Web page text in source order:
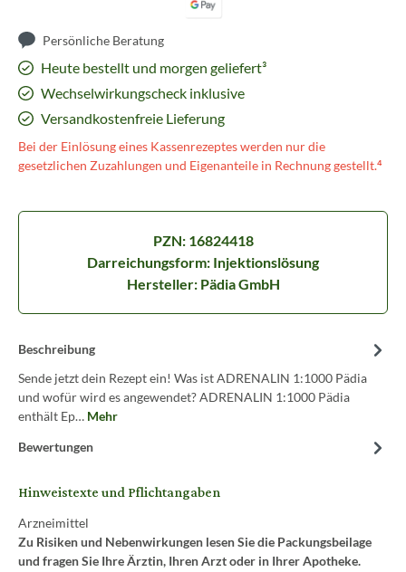
Persönliche Beratung
Heute bestellt und morgen geliefert³
Wechselwirkungscheck inklusive
Versandkostenfreie Lieferung
Bei der Einlösung eines Kassenrezeptes werden nur die
gesetzlichen Zuzahlungen und Eigenanteile in Rechnung gestellt.⁴
PZN: 16824418
Darreichungsform: Injektionslösung
Hersteller: Pädia GmbH
Beschreibung
Sende jetzt dein Rezept ein! Was ist ADRENALIN 1:1000 Pädia
und wofür wird es angewendet? ADRENALIN 1:1000 Pädia
enthält Ep… Mehr
Bewertungen
Hinweistexte und Pflichtangaben
Arzneimittel
Zu Risiken und Nebenwirkungen lesen Sie die Packungsbeilage
und fragen Sie Ihre Ärztin, Ihren Arzt oder in Ihrer Apotheke.